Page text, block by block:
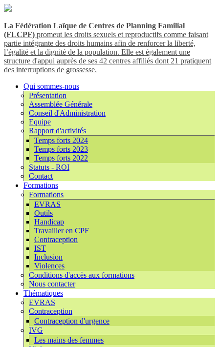
La Fédération Laïque de Centres de Planning Familial
(FLCPF) promeut les droits sexuels et reproductifs comme faisant
partie intégrante des droits humains afin de renforcer la liberté,
l’égalité et la dignité de la population. Elle est également une
structure d'appui auprès de ses 42 centres affiliés dont 21 pratiquent
des interruptions de grossesse.
Qui sommes-nous
Présentation
Assemblée Générale
Conseil d'Administration
Equipe
Rapport d'activités
Temps forts 2024
Temps forts 2023
Temps forts 2022
Statuts - ROI
Contact
Formations
Formations
EVRAS
Outils
Handicap
Travailler en CPF
Contraception
IST
Inclusion
Violences
Conditions d'accès aux formations
Nous contacter
Thématiques
EVRAS
Contraception
Contraception d'urgence
IVG
Les mains des femmes